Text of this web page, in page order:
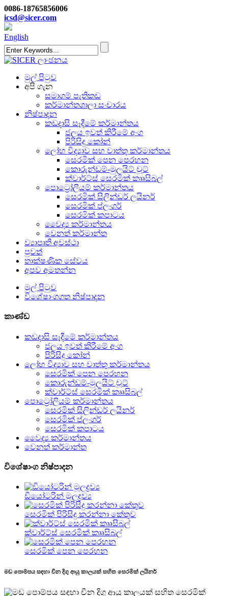
0086-18765856006
icsd@sicer.com
English
මුල් පිටුව
අපි ගැන
සමාගම් පැතිකඩ
කර්මාන්තශාලා සංචාරය
නිෂ්පාදන
කඩදාසි සෑදීමේ කර්මාන්තය
ජලය ඉවත් කිරීමේ අංග
පිරිසිදු කෝන්
ලෝහ විද්‍යාව සහ වාත්තු කර්මාන්තය
සෙරමික් පෙන පෙරහන
කොරුන්ඩම්-මුලයිට් චූට්
ක්වාර්ට්ස් සෙරමික් කෲසිබල්
පොට්‍රෝලියම් කර්මාන්තය
සෙරමික් සිලින්ඩර් ලයිනර්
සෙරමික් ප්ලංගර්
සෙරමික් කපාටය
වෛද්‍ය කර්මාන්තය
වෙනත් කර්මාන්ත
ව්‍යාපෘති අවස්ථා
පුවත්
තාක්ෂණික සේවය
අපව අමතන්න
මුල් පිටුව
විශේෂාංගගත නිෂ්පාදන
කාණ්ඩ
කඩදාසි සෑදීමේ කර්මාන්තය
ජලය ඉවත් කිරීමේ අංග
පිරිසිදු කෝන්
ලෝහ විද්‍යාව සහ වාත්තු කර්මාන්තය
සෙරමික් පෙන පෙරහන
කොරුන්ඩම්-මුලයිට් චූට්
ක්වාර්ට්ස් සෙරමික් කෲසිබල්
පොට්‍රෝලියම් කර්මාන්තය
සෙරමික් සිලින්ඩර් ලයිනර්
සෙරමික් ප්ලංගර්
සෙරමික් කපාටය
වෛද්‍ය කර්මාන්තය
වෙනත් කර්මාන්ත
විශේෂාංග නිෂ්පාදන
ඩියෝටරින් මූලද්‍රව්‍ය
සෙරමික් පිරිසිදු කරන්නා කේතුව
ක්වාර්ට්ස් සෙරමික් කෲසිබල්
සෙරමික් පෙන පෙරහන
මඩ පොම්පය සඳහා චීන දිගු ආයු කාලයක් සහිත සෙරමික් ලයිනර්